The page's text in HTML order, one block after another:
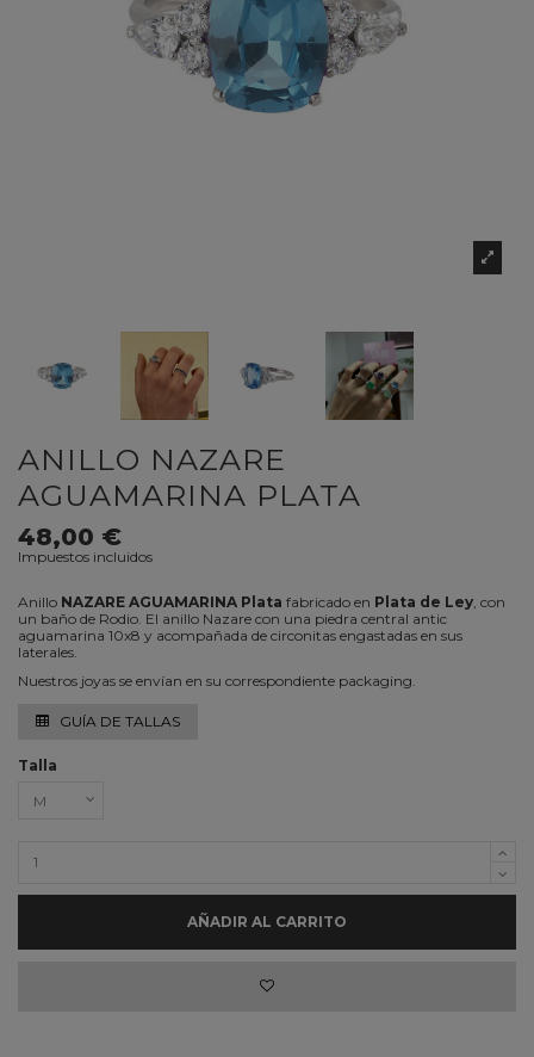
ANILLO NAZARE
AGUAMARINA PLATA
48,00 €
Impuestos incluidos
Anillo NAZARE AGUAMARINA Plata fabricado en Plata de Ley , con
un baño de Rodio. El anillo Nazare con una piedra central antic
aguamarina 10x8 y acompañada de circonitas engastadas en sus
laterales.
Nuestros joyas se envían en su correspondiente packaging.
GUÍA DE TALLAS
Talla
AÑADIR AL CARRITO